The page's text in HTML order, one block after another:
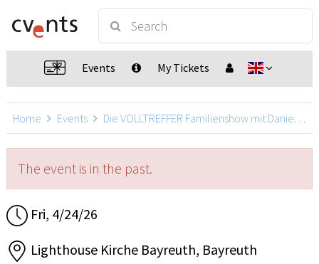
Events My Tickets
Home Events Die VOLLTREFFER Familienshow mit Daniel Kallauch
The event is in the past.
Fri, 4/24/26
Lighthouse Kirche Bayreuth, Bayreuth